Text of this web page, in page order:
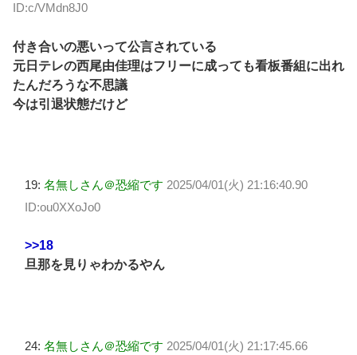
ID:c/VMdn8J0
付き合いの悪いって公言されている
元日テレの西尾由佳理はフリーに成っても看板番組に出れ
たんだろうな不思議
今は引退状態だけど
19: 名無しさん＠恐縮です 2025/04/01(火) 21:16:40.90
ID:ou0XXoJo0
>>18
旦那を見りゃわかるやん
24: 名無しさん＠恐縮です 2025/04/01(火) 21:17:45.66